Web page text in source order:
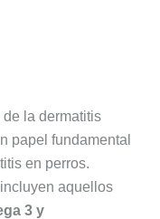
la dermatitis
papel fundamental
en perros.
aquellos
3 y